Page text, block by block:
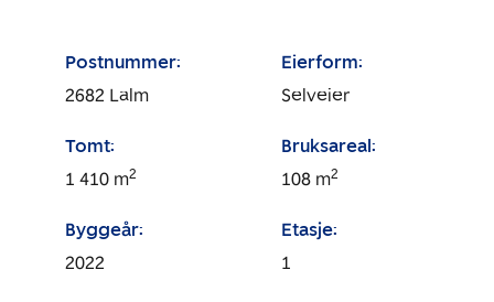
Postnummer:
2682 Lalm
Eierform:
Selveier
Tomt:
1 410 m2
Bruksareal:
108 m2
Byggeår:
2022
Etasje:
1